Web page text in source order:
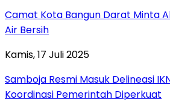
Camat Kota Bangun Darat Minta
Air Bersih
Kamis, 17 Juli 2025
Samboja Resmi Masuk Delineasi
Koordinasi Pemerintah Diperkuat